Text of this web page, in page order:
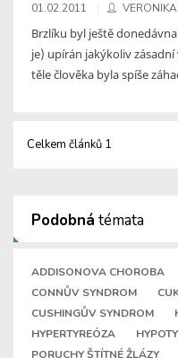
01.02.2011
Brzlíku byl ještě
je) upírán jakýkoliv
těle člověka byla spíše
Celkem článků 1
Podobná témata
ADDISONOVA CHOROBA
CONNŮV SYNDROM
CUSHINGŮV SYNDROM
HYPERTYREÓZA
PORUCHY ŠTÍTNÉ ŽLÁZY